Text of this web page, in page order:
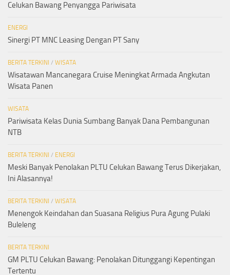
Celukan Bawang Penyangga Pariwisata
ENERGI
Sinergi PT MNC Leasing Dengan PT Sany
BERITA TERKINI / WISATA
Wisatawan Mancanegara Cruise Meningkat Armada Angkutan
Wisata Panen
WISATA
Pariwisata Kelas Dunia Sumbang Banyak Dana Pembangunan
NTB
BERITA TERKINI / ENERGI
Meski Banyak Penolakan PLTU Celukan Bawang Terus Dikerjakan,
Ini Alasannya!
BERITA TERKINI / WISATA
Menengok Keindahan dan Suasana Religius Pura Agung Pulaki
Buleleng
BERITA TERKINI
GM PLTU Celukan Bawang: Penolakan Ditunggangi Kepentingan
Tertentu